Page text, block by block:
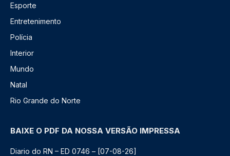
Esporte
Entretenimento
Polícia
Interior
Mundo
Natal
Rio Grande do Norte
BAIXE O PDF DA NOSSA VERSÃO IMPRESSA
Diario do RN – ED 0746 – [07-08-26]